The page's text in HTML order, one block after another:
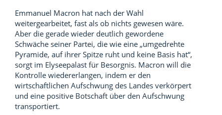
Emmanuel Macron hat nach der Wahl
weitergearbeitet, fast als ob nichts gewesen wäre.
Aber die gerade wieder deutlich gewordene
Schwäche seiner Partei, die wie eine „umgedrehte
Pyramide, auf ihrer Spitze ruht und keine Basis hat“,
sorgt im Elyseepalast für Besorgnis. Macron will die
Kontrolle wiedererlangen, indem er den
wirtschaftlichen Aufschwung des Landes verkörpert
und eine positive Botschaft über den Aufschwung
transportiert.